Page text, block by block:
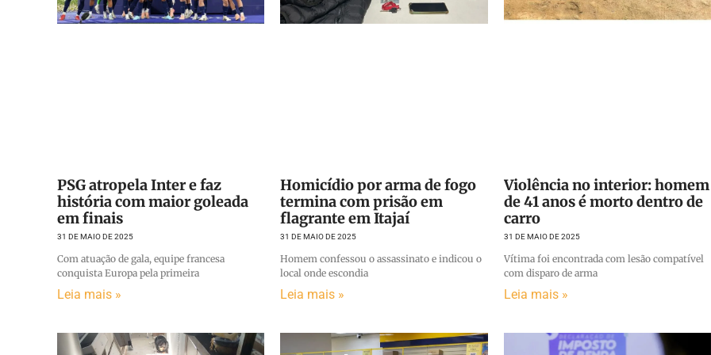
PSG atropela Inter e faz
história com maior goleada
em finais
31 DE MAIO DE 2025
Com atuação de gala, equipe francesa
conquista Europa pela primeira
Leia mais »
Homicídio por arma de fogo
termina com prisão em
flagrante em Itajaí
31 DE MAIO DE 2025
Homem confessou o assassinato e indicou o
local onde escondia
Leia mais »
Violência no interior: homem
de 41 anos é morto dentro de
carro
31 DE MAIO DE 2025
Vítima foi encontrada com lesão compatível
com disparo de arma
Leia mais »